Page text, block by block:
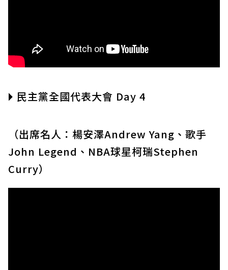
🞂 民主黨全國代表大會 Day 4
（出席名人：楊安澤Andrew Yang、歌手
John Legend、NBA球星柯瑞Stephen
Curry）